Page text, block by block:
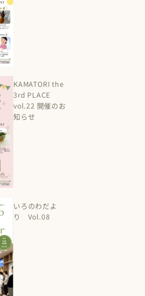
KAMATORI the
3rd PLACE
vol.22 開催のお
知らせ
いろのわだよ
り Vol.08